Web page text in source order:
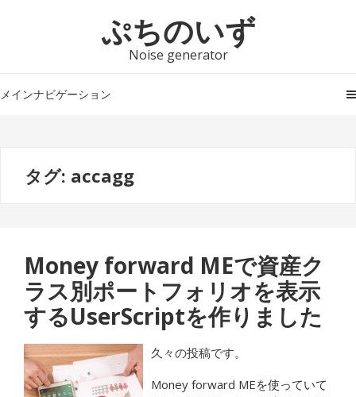
シ
ツ
ぷちのいず
Noise generator
メインナビゲーション
タグ: accagg
Money forward MEで資産ク
ラス別ポートフォリオを表示
するUserScriptを作りました
久々の投稿です。
Money forward MEを使っていて